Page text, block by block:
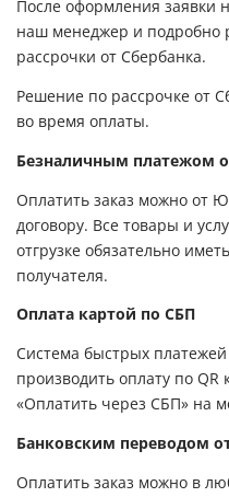
После оформления заявки
наш менеджер и подробно
рассрочки от Сбербанка.
Решение по рассрочке от
во время оплаты.
Безналичным платежом
Оплатить заказ можно от
договору. Все товары и
отгрузке обязательно
получателя.
Оплата картой по СБП
Система быстрых
производить оплату по
«Оплатить через СБП» на
Банковским переводом
Оплатить заказ можно в